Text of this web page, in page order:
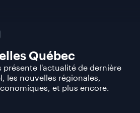
Québec
présente l'actualité de dernière
les nouvelles régionales,
et plus encore.